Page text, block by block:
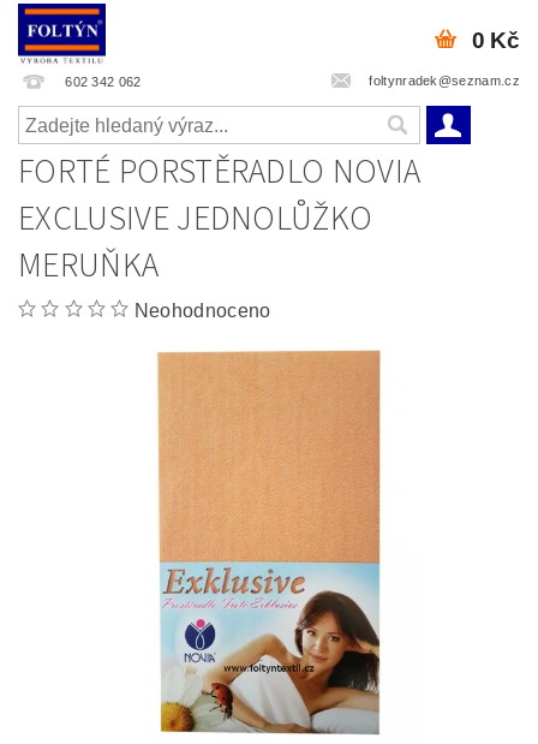
602 342 062 foltynradek@seznam.cz
0 Kč
FORTÉ PORSTĚRADLO NOVIA
EXCLUSIVE JEDNOLŮŽKO
MERUŇKA
Neohodnoceno